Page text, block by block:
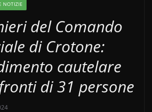
NOTIZIE
del Comando
di Crotone:
cautelare
di 31 persone